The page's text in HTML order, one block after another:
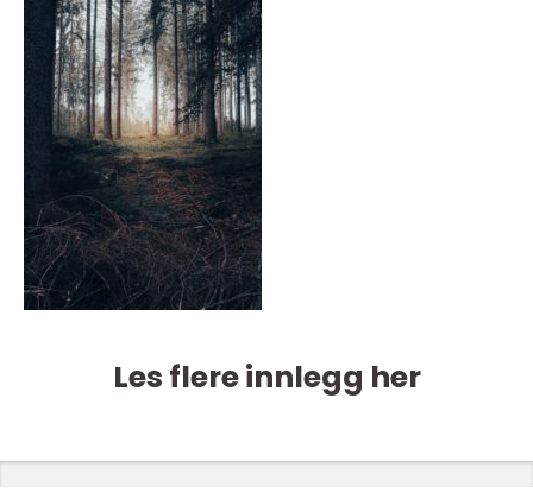
Les flere innlegg her